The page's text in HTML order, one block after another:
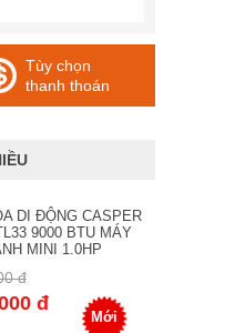
Tùy chọn
thanh thoán
DI ĐỘNG CASPER
9000 BTU MÁY
MINI 1.0HP
đ
đ
Mới